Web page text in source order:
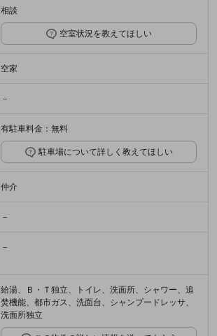
相談
空室状況を教えてほしい
空家
－
有駐車料金：無料
駐車場について詳しく教えてほしい
仲介
－
－
給湯、Ｂ・Ｔ独立、トイレ、洗面所、シャワー、追
焚機能、都市ガス、洗面台、シャンプードレッサ、
洗面所独立